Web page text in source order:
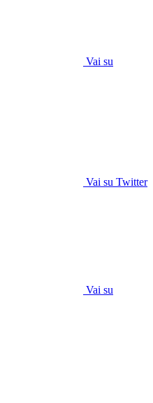
Vai su
Vai su Twitter
Vai su